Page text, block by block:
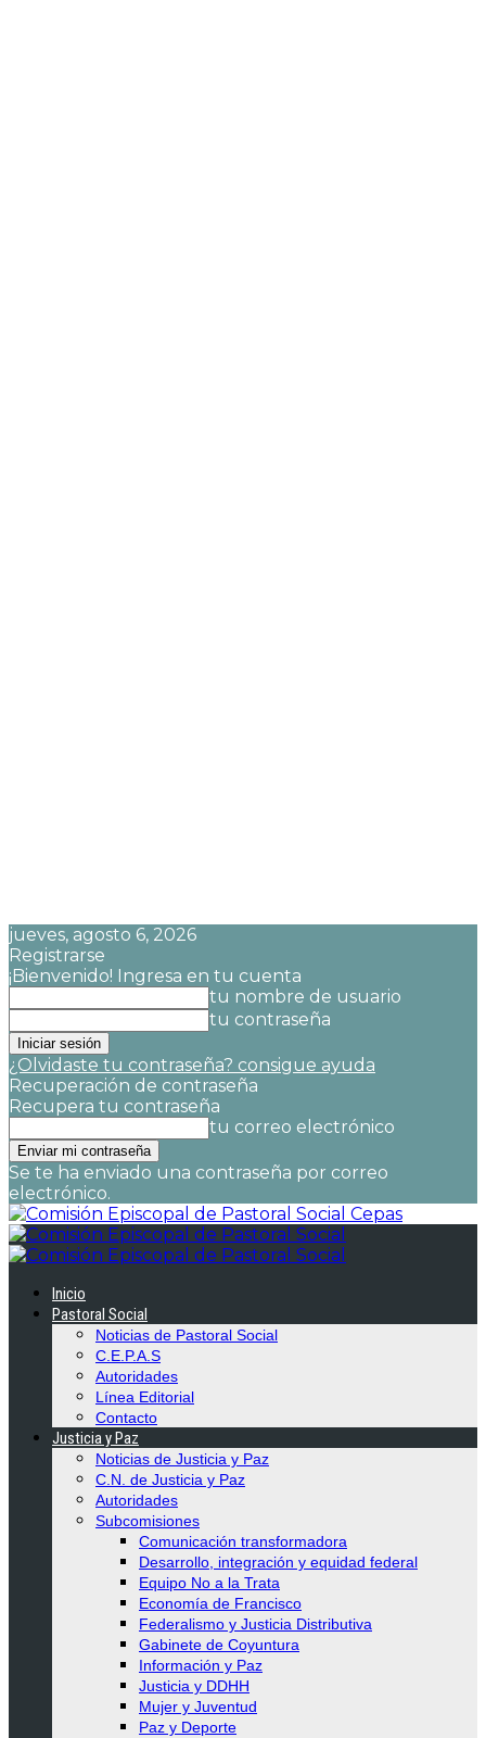
jueves, agosto 6, 2026
Registrarse
¡Bienvenido! Ingresa en tu cuenta
tu nombre de usuario
tu contraseña
¿Olvidaste tu contraseña? consigue ayuda
Recuperación de contraseña
Recupera tu contraseña
tu correo electrónico
Se te ha enviado una contraseña por correo
electrónico.
Cepas
Inicio
Pastoral Social
Noticias de Pastoral Social
C.E.P.A.S
Autoridades
Línea Editorial
Contacto
Justicia y Paz
Noticias de Justicia y Paz
C.N. de Justicia y Paz
Autoridades
Subcomisiones
Comunicación transformadora
Desarrollo, integración y equidad federal
Equipo No a la Trata
Economía de Francisco
Federalismo y Justicia Distributiva
Gabinete de Coyuntura
Información y Paz
Justicia y DDHH
Mujer y Juventud
Paz y Deporte